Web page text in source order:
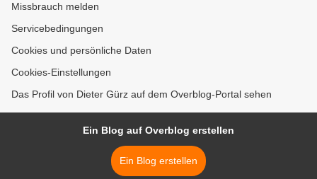
Missbrauch melden
Servicebedingungen
Cookies und persönliche Daten
Cookies-Einstellungen
Das Profil von Dieter Gürz auf dem Overblog-Portal sehen
Ein Blog auf Overblog erstellen
Ein Blog erstellen